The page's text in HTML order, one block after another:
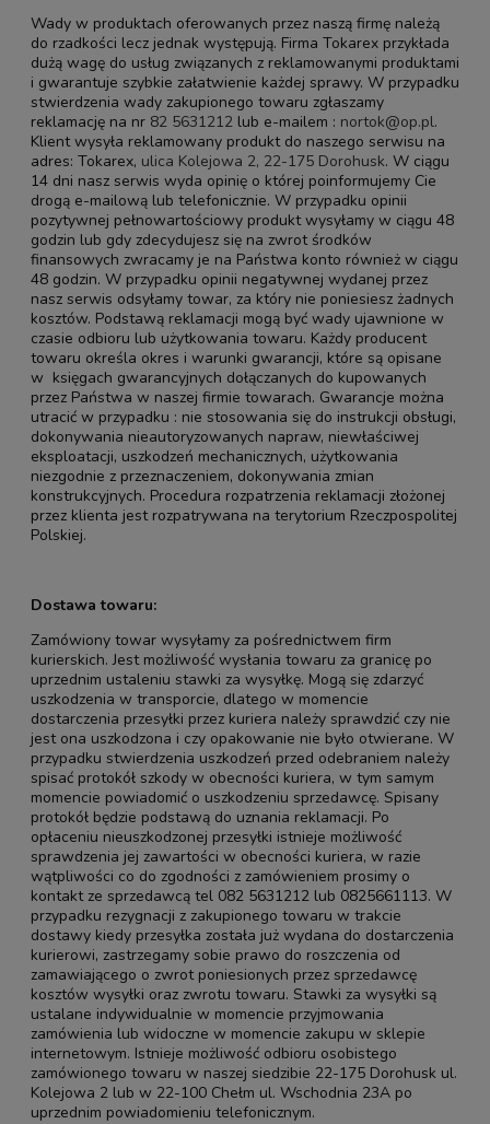
Wady w produktach oferowanych przez naszą firmę należą
do rzadkości lecz jednak występują. Firma Tokarex przykłada
dużą wagę do usług związanych z reklamowanymi produktami
i gwarantuje szybkie załatwienie każdej sprawy. W przypadku
stwierdzenia wady zakupionego towaru zgłaszamy
reklamację na nr 82 5631212 lub e-mailem : nortok@op.pl.
Klient wysyła reklamowany produkt do naszego serwisu na
adres: Tokarex, ulica Kolejowa 2, 22-175 Dorohusk. W ciągu
14 dni nasz serwis wyda opinię o której poinformujemy Cie
drogą e-mailową lub telefonicznie. W przypadku opinii
pozytywnej pełnowartościowy produkt wysyłamy w ciągu 48
godzin lub gdy zdecydujesz się na zwrot środków
finansowych zwracamy je na Państwa konto również w ciągu
48 godzin. W przypadku opinii negatywnej wydanej przez
nasz serwis odsyłamy towar, za który nie poniesiesz żadnych
kosztów. Podstawą reklamacji mogą być wady ujawnione w
czasie odbioru lub użytkowania towaru. Każdy producent
towaru określa okres i warunki gwarancji, które są opisane
w księgach gwarancyjnych dołączanych do kupowanych
przez Państwa w naszej firmie towarach. Gwarancje można
utracić w przypadku : nie stosowania się do instrukcji obsługi,
dokonywania nieautoryzowanych napraw, niewłaściwej
eksploatacji, uszkodzeń mechanicznych, użytkowania
niezgodnie z przeznaczeniem, dokonywania zmian
konstrukcyjnych. Procedura rozpatrzenia reklamacji złożonej
przez klienta jest rozpatrywana na terytorium Rzeczpospolitej
Polskiej.
Dostawa towaru:
Zamówiony towar wysyłamy za pośrednictwem firm
kurierskich. Jest możliwość wysłania towaru za granicę po
uprzednim ustaleniu stawki za wysyłkę. Mogą się zdarzyć
uszkodzenia w transporcie, dlatego w momencie
dostarczenia przesyłki przez kuriera należy sprawdzić czy nie
jest ona uszkodzona i czy opakowanie nie było otwierane. W
przypadku stwierdzenia uszkodzeń przed odebraniem należy
spisać protokół szkody w obecności kuriera, w tym samym
momencie powiadomić o uszkodzeniu sprzedawcę. Spisany
protokół będzie podstawą do uznania reklamacji. Po
opłaceniu nieuszkodzonej przesyłki istnieje możliwość
sprawdzenia jej zawartości w obecności kuriera, w razie
wątpliwości co do zgodności z zamówieniem prosimy o
kontakt ze sprzedawcą tel 082 5631212 lub 0825661113. W
przypadku rezygnacji z zakupionego towaru w trakcie
dostawy kiedy przesyłka została już wydana do dostarczenia
kurierowi, zastrzegamy sobie prawo do roszczenia od
zamawiającego o zwrot poniesionych przez sprzedawcę
kosztów wysyłki oraz zwrotu towaru. Stawki za wysyłki są
ustalane indywidualnie w momencie przyjmowania
zamówienia lub widoczne w momencie zakupu w sklepie
internetowym. Istnieje możliwość odbioru osobistego
zamówionego towaru w naszej siedzibie 22-175 Dorohusk ul.
Kolejowa 2 lub w 22-100 Chełm ul. Wschodnia 23A po
uprzednim powiadomieniu telefonicznym.